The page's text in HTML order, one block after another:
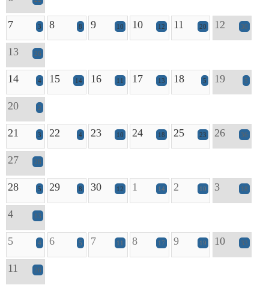
7 3 8 8 9 10 10 12 11 20 12 30
13 26
14 4 15 14 16 11 17 13 18 5 19 5
20 2
21 3 22 4 23 10 24 18 25 23 26 36
27 28
28 5 29 8 30 12 1 14 2 10 3 18
4 13
5 4 6 5 7 11 8 17 9 19 10 33
11 26